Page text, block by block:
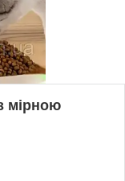
мірною